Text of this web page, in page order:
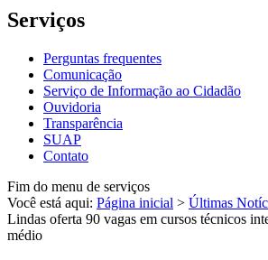
Serviços
Perguntas frequentes
Comunicação
Serviço de Informação ao Cidadão
Ouvidoria
Transparência
SUAP
Contato
Fim do menu de serviços
Você está aqui: Página inicial > Últimas
Lindas oferta 90 vagas em cursos técnicos
médio